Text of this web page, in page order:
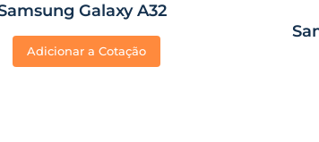
Galaxy A32
Adicionar a Cotação